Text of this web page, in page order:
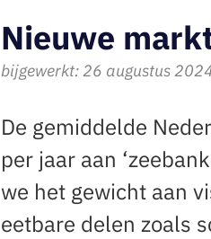
Nieuwe
bijgewerkt: 26 augustus
De gemiddelde
per jaar aan
we het gewicht aan
eetbare delen zoals